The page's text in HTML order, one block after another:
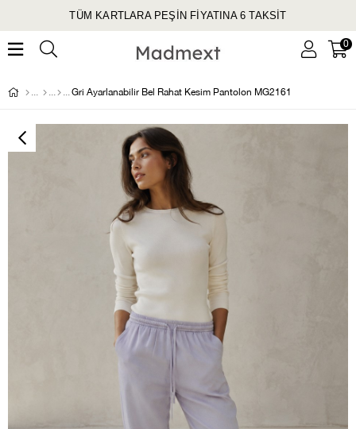
TÜM KARTLARA PEŞİN FİYATINA 6 TAKSİT
0
Gri Ayarlanabilir Bel Rahat Kesim Pantolon MG2161